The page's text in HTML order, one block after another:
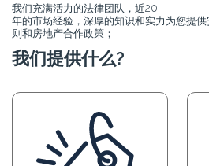
我们充满活力的法律团队，近20
年的市场经验，深厚的知识和实力为您提
则和房地产合作政策；
我们提供什么?